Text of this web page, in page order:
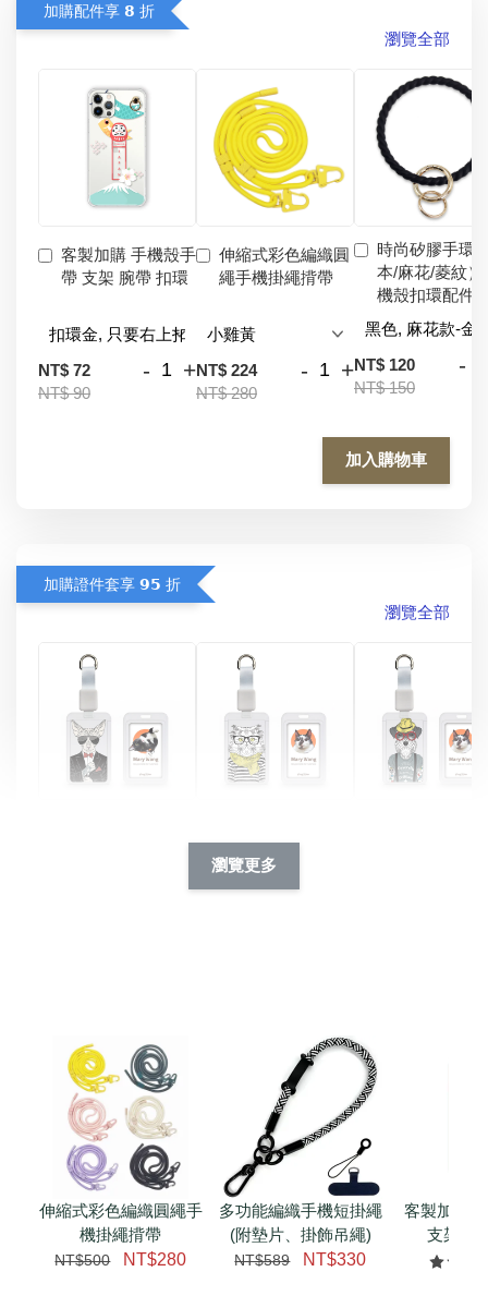
加購配件享 𝟴 折
瀏覽全部
客製加購 手機殼手
帶 支架 腕帶 扣環
NT$ 72
NT$ 90
- +
伸縮式彩色編織圓
繩手機掛繩揹帶
NT$ 224
NT$ 280
- +
時尚矽膠手環
本/麻花/菱紋）
機殼扣環配件
NT$ 120
NT$ 150
-
加入購物車
加購證件套享 𝟵𝟱 折
瀏覽全部
件套(附伸縮卡扣)
CSAA05
加入購物車
瀏覽更多
瀏覽更多
伸縮式彩色編織圓繩手
機掛繩揹帶
NT$500 NT$280
多功能編織手機短掛繩
(附墊片、掛飾吊繩)
NT$589 NT$330
客製加購
支架 腕